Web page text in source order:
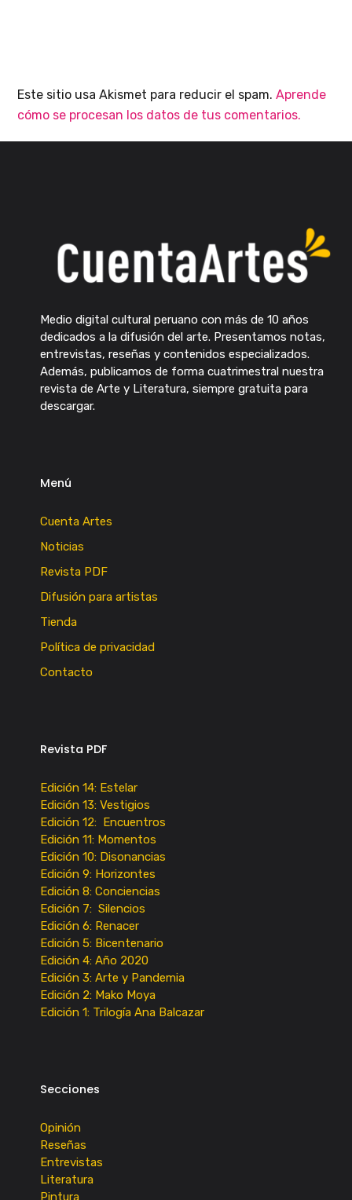
Este sitio usa Akismet para reducir el spam.Aprende
cómo se procesan los datos de tus comentarios.
Medio digital cultural peruano con más de 10 años
dedicados a la difusión del arte. Presentamos notas,
entrevistas, reseñas y contenidos especializados.
Además, publicamos de forma cuatrimestral nuestra
revista de Arte y Literatura, siempre gratuita para
descargar.
Menú
Cuenta Artes
Noticias
Revista PDF
Difusión para artistas
Tienda
Política de privacidad
Contacto
Revista PDF
Edición 14: Estelar
Edición 13: Vestigios
Edición 12: Encuentros
Edición 11: Momentos
Edición 10: Disonancias
Edición 9: Horizontes
Edición 8: Conciencias
Edición 7: Silencios
Edición 6: Renacer
Edición 5: Bicentenario
Edición 4: Año 2020
Edición 3: Arte y Pandemia
Edición 2: Mako Moya
Edición 1: Trilogía Ana Balcazar
Secciones
Opinión
Reseñas
Entrevistas
Literatura
Pintura